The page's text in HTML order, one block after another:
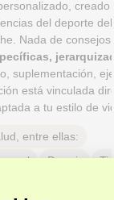
creado
del deporte del
Nada de consejos
suplementación,
está vinculada
a tu estilo de
entre ellas:
Dormir